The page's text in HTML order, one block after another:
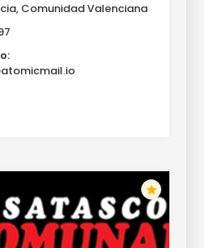
Comunidad Valenciana
star